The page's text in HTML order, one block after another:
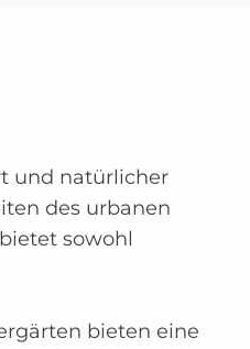
und natürlicher
des urbanen
sowohl
bieten eine